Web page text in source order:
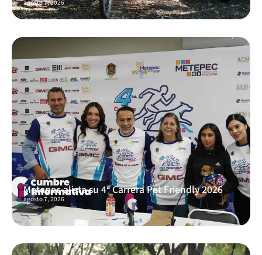
agosto 7, 2026
Metepec alista su 4ª Carrera Pet Friendly 2026
agosto 7, 2026